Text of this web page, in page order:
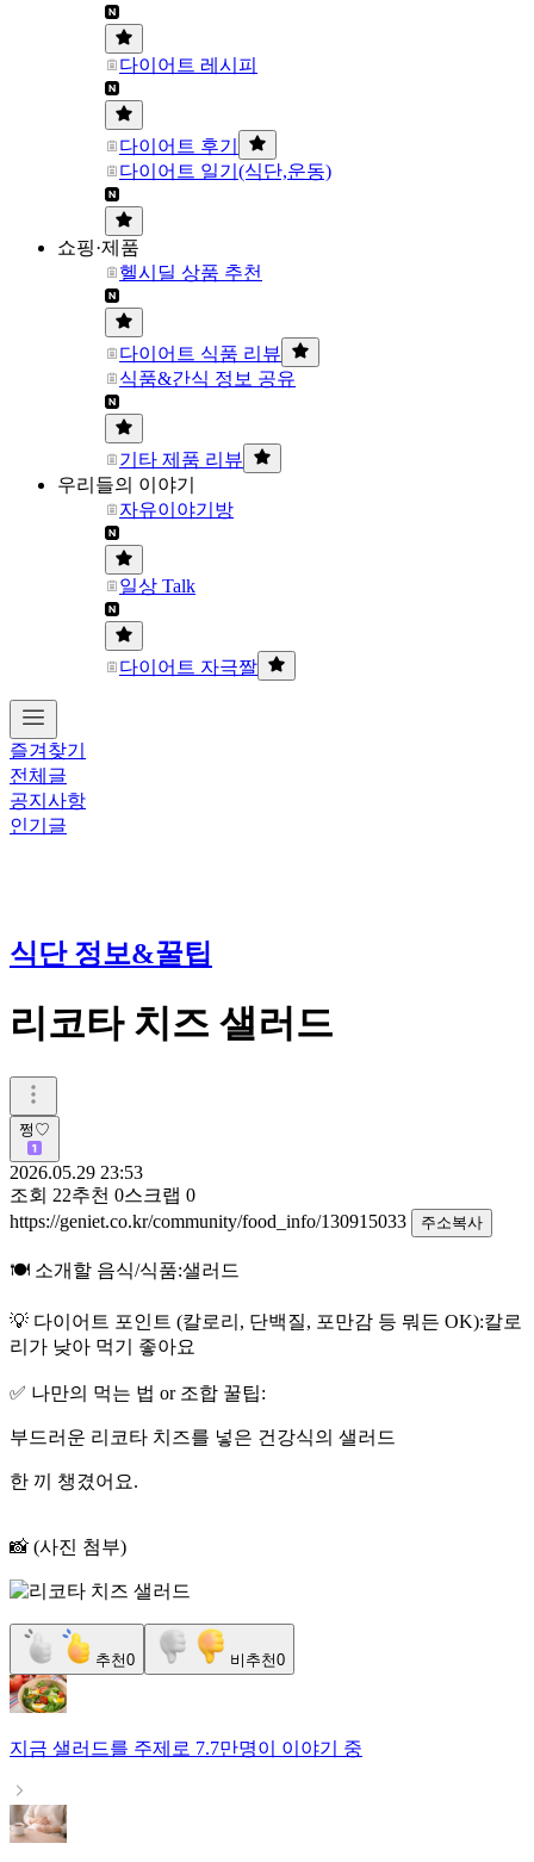
다이어트 레시피
다이어트 후기
다이어트 일기(식단,운동)
쇼핑·제품
헬시딜 상품 추천
다이어트 식품 리뷰
식품&간식 정보 공유
기타 제품 리뷰
우리들의 이야기
자유이야기방
일상 Talk
다이어트 자극짤
즐겨찾기
전체글
공지사항
인기글
식단 정보&꿀팁
리코타 치즈 샐러드
쩡♡
2026.05.29 23:53
조회 22추천 0스크랩 0
https://geniet.co.kr/community/food_info/130915033
주소복사
🍽️ 소개할 음식/식품:샐러드
💡 다이어트 포인트 (칼로리, 단백질, 포만감 등 뭐든 OK):칼로
리가 낮아 먹기 좋아요
✅ 나만의 먹는 법 or 조합 꿀팁:
부드러운 리코타 치즈를 넣은 건강식의 샐러드
한 끼 챙겼어요.
📸 (사진 첨부)
추천0 비추천0
지금 샐러드를 주제로 7.7만명이 이야기 중